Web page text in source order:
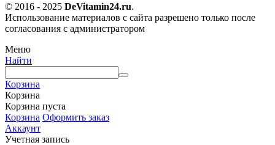
© 2016 - 2025 DeVitamin24.ru.
Использование материалов с сайта разрешено только после
согласования с администратором
Меню
Найти
Корзина
Корзина
Корзина пуста
Корзина Оформить заказ
Аккаунт
Учетная запись